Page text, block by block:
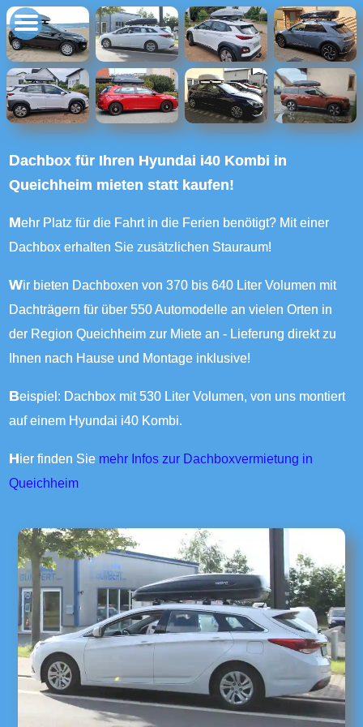
Dachbox für Ihren Hyundai i40 Kombi in
Queichheim mieten statt kaufen!
Mehr Platz für die Fahrt in die Ferien benötigt? Mit einer
Dachbox erhalten Sie zusätzlichen Stauraum!
Wir bieten Dachboxen von 370 bis 640 Liter Volumen mit
Dachträgern für über 550 Automodelle an vielen Orten in
der Region Queichheim zur Miete an - Lieferung direkt zu
Ihnen nach Hause und Montage inklusive!
Beispiel: Dachbox mit 530 Liter Volumen, von uns montiert
auf einem Hyundai i40 Kombi.
Hier finden Sie mehr Infos zur Dachboxvermietung in
Queichheim